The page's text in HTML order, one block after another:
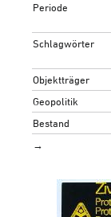
Periode
Schlagwörter
Objektträger
Geopolitik
Bestand
→